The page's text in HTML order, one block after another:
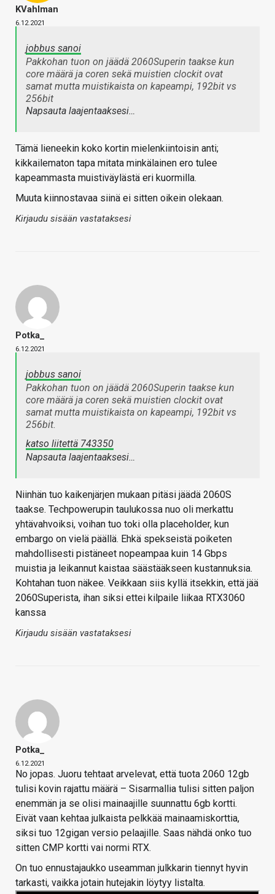
KVahlman
6.12.2021
jobbus sanoi
Pakkohan tuon on jäädä 2060Superin taakse kun
core määrä ja coren sekä muistien clockit ovat
samat mutta muistikaista on kapeampi, 192bit vs
256bit
Napsauta laajentaaksesi…
Tämä lieneekin koko kortin mielenkiintoisin anti;
kikkailematon tapa mitata minkälainen ero tulee
kapeammasta muistiväylästä eri kuormilla.
Muuta kiinnostavaa siinä ei sitten oikein olekaan.
Kirjaudu sisään vastataksesi
Potka_
6.12.2021
jobbus sanoi
Pakkohan tuon on jäädä 2060Superin taakse kun
core määrä ja coren sekä muistien clockit ovat
samat mutta muistikaista on kapeampi, 192bit vs
256bit.
katso liitettä 743350
Napsauta laajentaaksesi…
Niinhän tuo kaikenjärjen mukaan pitäsi jäädä 2060S
taakse. Techpowerupin taulukossa nuo oli merkattu
yhtävahvoiksi, voihan tuo toki olla placeholder, kun
embargo on vielä päällä. Ehkä spekseistä poiketen
mahdollisesti pistäneet nopeampaa kuin 14 Gbps
muistia ja leikannut kaistaa säästääkseen kustannuksia.
Kohtahan tuon näkee. Veikkaan siis kyllä itsekkin, että jää
2060Superista, ihan siksi ettei kilpaile liikaa RTX3060
kanssa
Kirjaudu sisään vastataksesi
Potka_
6.12.2021
No jopas. Juoru tehtaat arvelevat, että tuota 2060 12gb
tulisi kovin rajattu määrä – Sisarmallia tulisi sitten paljon
enemmän ja se olisi mainaajille suunnattu 6gb kortti.
Eivät vaan kehtaa julkaista pelkkää mainaamiskorttia,
siksi tuo 12gigan versio pelaajille. Saas nähdä onko tuo
sitten CMP kortti vai normi RTX.
On tuo ennustajaukko useamman julkkarin tiennyt hyvin
tarkasti, vaikka jotain hutejakin löytyy listalta.